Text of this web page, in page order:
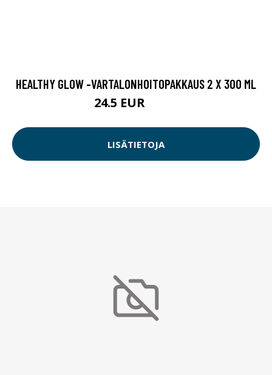
HEALTHY GLOW -VARTALONHOITOPAKKAUS 2 X 300 ML
24.5 EUR
LISÄTIETOJA